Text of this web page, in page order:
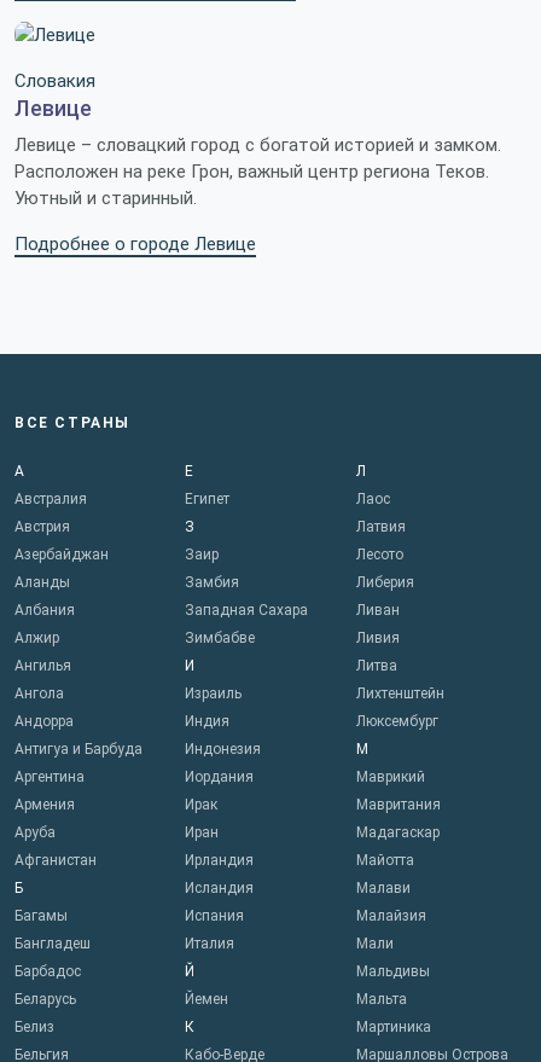
Словакия
Левице
Левице – словацкий город с богатой историей и замком.
Расположен на реке Грон, важный центр региона Теков.
Уютный и старинный.
Подробнее о городе Левице
ВСЕ СТРАНЫ
А
Австралия
Австрия
Азербайджан
Аланды
Албания
Алжир
Ангилья
Ангола
Андорра
Антигуа и Барбуда
Аргентина
Армения
Аруба
Афганистан
Б
Багамы
Бангладеш
Барбадос
Беларусь
Белиз
Бельгия
Е
Египет
З
Заир
Замбия
Западная Сахара
Зимбабве
И
Израиль
Индия
Индонезия
Иордания
Ирак
Иран
Ирландия
Исландия
Испания
Италия
Й
Йемен
К
Кабо-Верде
Л
Лаос
Латвия
Лесото
Либерия
Ливан
Ливия
Литва
Лихтенштейн
Люксембург
М
Маврикий
Мавритания
Мадагаскар
Майотта
Малави
Малайзия
Мали
Мальдивы
Мальта
Мартиника
Маршалловы Острова